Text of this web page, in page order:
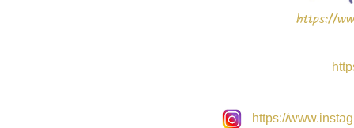
https://
https://